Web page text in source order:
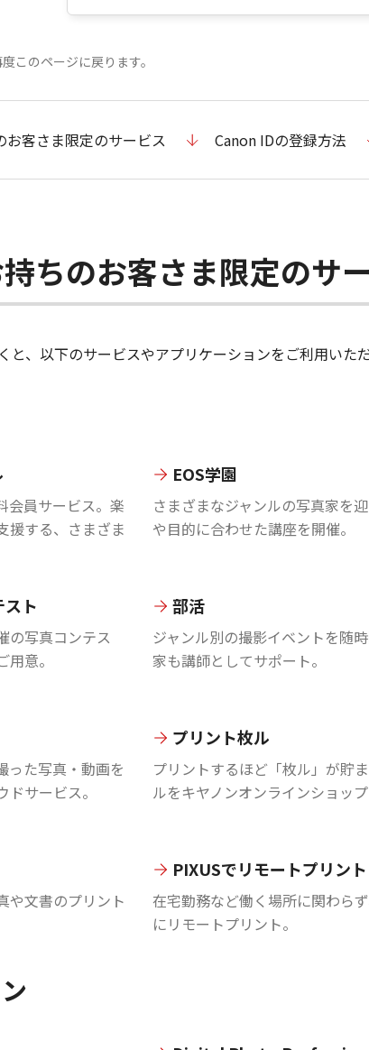
このページに戻ります。
お客さま限定のサービス Canon IDの登録方法
ちのお客さま限定のサ
と、以下のサービスやアプリケーションをご利用いただ
会員サービス。楽
援する、さまざま
EOS学園
さまざまなジャンルの写真家を
や目的に合わせた講座を開催。
ト
の写真コンテス
意。
部活
ジャンル別の撮影イベントを随
家も講師としてサポート。
った写真・動画を
サービス。
プリント枚ル
プリントするほど「枚ル」が貯
ルをキヤノンオンラインショップ
や文書のプリント
PIXUSでリモートプリント
在宅勤務など働く場所に関わら
にリモートプリント。